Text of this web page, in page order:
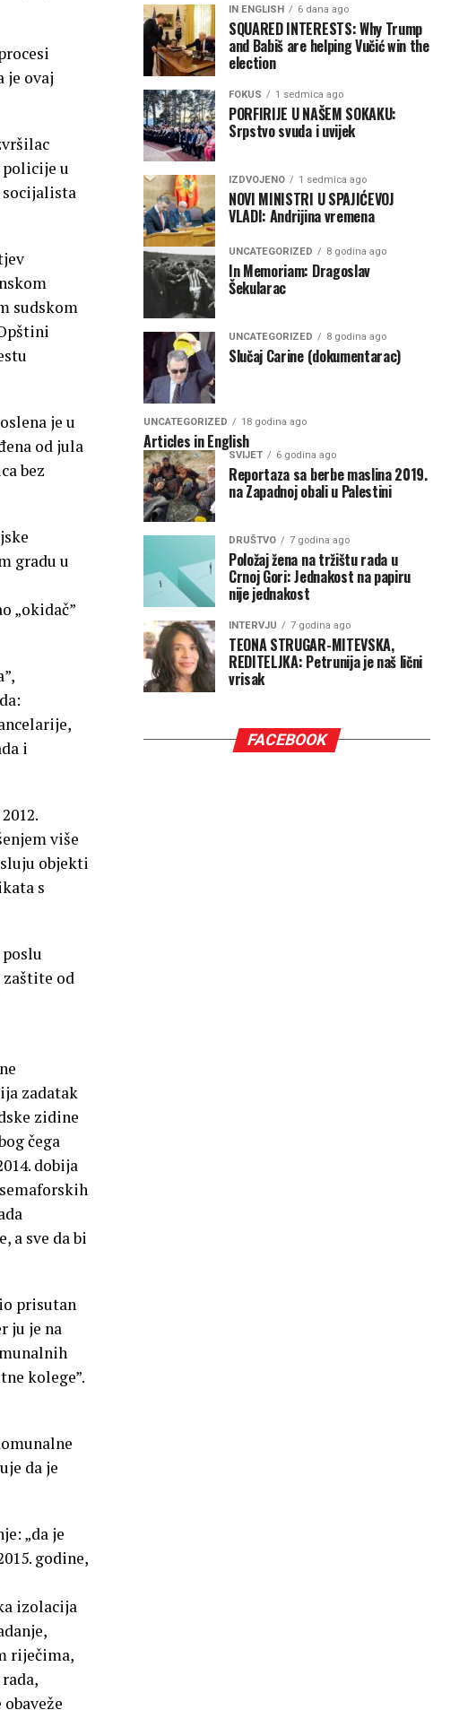
je ovaj
policije u
socijalista
sudskom
je u
od jula
bez
gradu u
„okidač”
i
više
objekti
s
zaštite od
zadatak
zidine
čega
dobija
a sve da bi
prisutan
ju je na
kolege”.
da je
„da je
godine,
izolacija
riječima,
IN ENGLISH 6 dana ago
SQUARED INTERESTS: Why Trump
and Babiš are helping Vučić win the
election
FOKUS 1 sedmica ago
PORFIRIJE U NAŠEM SOKAKU:
Srpstvo svuda i uvijek
IZDVOJENO 1 sedmica ago
NOVI MINISTRI U SPAJIĆEVOJ
VLADI: Andrijina vremena
UNCATEGORIZED 8 godina ago
In Memoriam: Dragoslav
Šekularac
UNCATEGORIZED 8 godina ago
Slučaj Carine (dokumentarac)
UNCATEGORIZED 18 godina ago
Articles in English
SVIJET 6 godina ago
Reportaza sa berbe maslina 2019.
na Zapadnoj obali u Palestini
DRUŠTVO 7 godina ago
Položaj žena na tržištu rada u
Crnoj Gori: Jednakost na papiru
nije jednakost
INTERVJU 7 godina ago
TEONA STRUGAR-MITEVSKA,
REDITELJKA: Petrunija je naš lični
vrisak
FACEBOOK